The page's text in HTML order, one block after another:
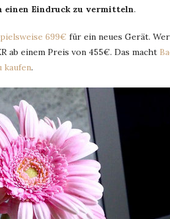
einen Eindruck zu vermitteln.
699€ für ein neues Gerät.
ab einem Preis von 455€. Das macht
kaufen.